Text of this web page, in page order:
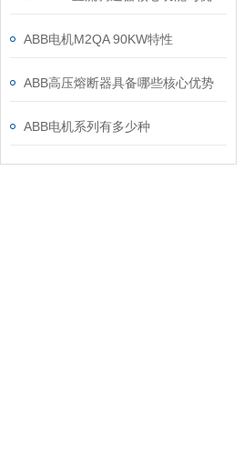
ABB电机M2QA 90KW特性
ABB高压熔断器具备哪些核心优势
ABB电机系列有多少种